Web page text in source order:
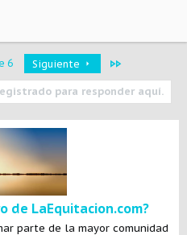
6 Siguiente
para responder aquí.
de LaEquitacion.com?
parte de la mayor comunidad